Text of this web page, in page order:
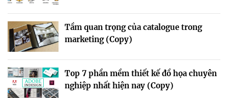
Tầm quan trọng của catalogue trong
marketing (Copy)
Top 7 phần mềm thiết kế đồ họa chuyên
nghiệp nhất hiện nay (Copy)